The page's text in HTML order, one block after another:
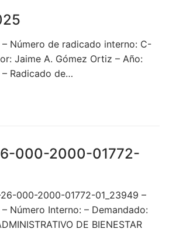
Número de radicado interno: C-
Jaime A. Gómez Ortiz – Año:
Radicado de…
000-2000-01772-
000-2000-01772-01_23949 –
Número Interno: – Demandado:
DE BIENESTAR